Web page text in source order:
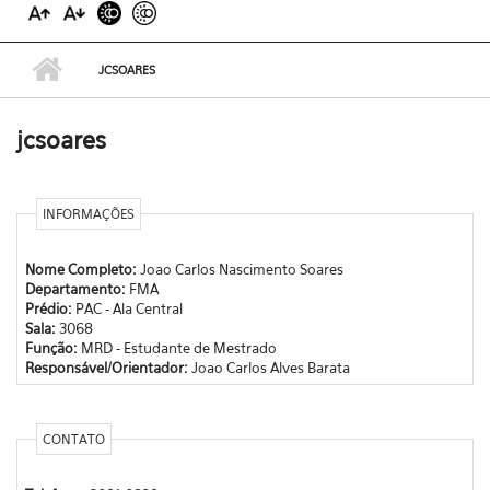
JCSOARES
jcsoares
INFORMAÇÕES
Nome Completo: Joao Carlos Nascimento Soares
Departamento: FMA
Prédio: PAC - Ala Central
Sala: 3068
Função: MRD - Estudante de Mestrado
Responsável/Orientador: Joao Carlos Alves Barata
CONTATO